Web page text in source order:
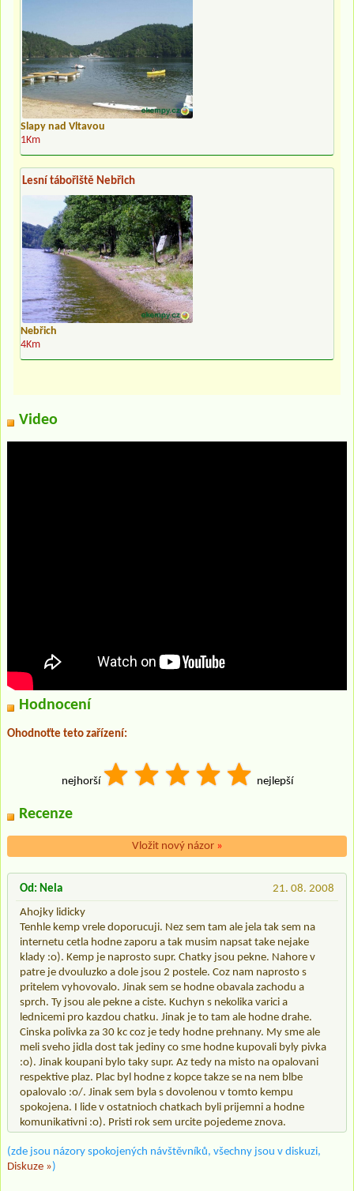
Slapy nad Vltavou
1Km
Lesní tábořiště Nebřich
Nebřich
4Km
Video
Hodnocení
Ohodnoťte teto zařízení:
nejhorší nejlepší
Recenze
Vložit nový názor »
21. 08. 2008
Od: Nela
Ahojky lidicky
Tenhle kemp vrele doporucuji. Nez sem tam ale jela tak sem na
internetu cetla hodne zaporu a tak musim napsat take nejake
klady :o). Kemp je naprosto supr. Chatky jsou pekne. Nahore v
patre je dvouluzko a dole jsou 2 postele. Coz nam naprosto s
pritelem vyhovovalo. Jinak sem se hodne obavala zachodu a
sprch. Ty jsou ale pekne a ciste. Kuchyn s nekolika varici a
lednicemi pro kazdou chatku. Jinak je to tam ale hodne drahe.
Cinska polivka za 30 kc coz je tedy hodne prehnany. My sme ale
meli sveho jidla dost tak jediny co sme hodne kupovali byly pivka
:o). Jinak koupani bylo taky supr. Az tedy na misto na opalovani
respektive plaz. Plac byl hodne z kopce takze se na nem blbe
opalovalo :o/. Jinak sem byla s dovolenou v tomto kempu
spokojena. I lide v ostatnioch chatkach byli prijemni a hodne
komunikativni :o). Pristi rok sem urcite pojedeme znova.
(zde jsou názory spokojených návštěvníků, všechny jsou v diskuzi,
Diskuze »)